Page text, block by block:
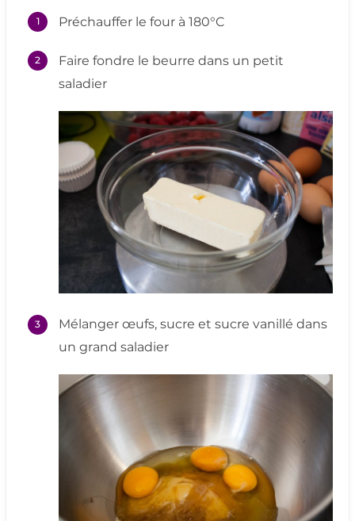
Préchauffer le four à 180°C
Faire fondre le beurre dans un petit
saladier
Mélanger œufs, sucre et sucre vanillé dans
un grand saladier